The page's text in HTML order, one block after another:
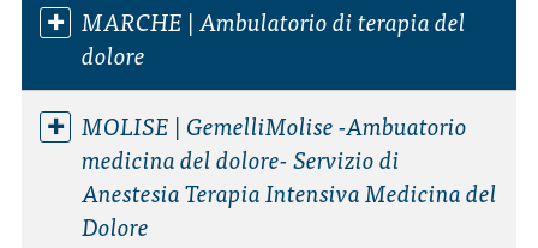
MARCHE | Ambulatorio di terapia del
dolore
MOLISE | GemelliMolise -Ambuatorio
medicina del dolore- Servizio di
Anestesia Terapia Intensiva Medicina del
Dolore